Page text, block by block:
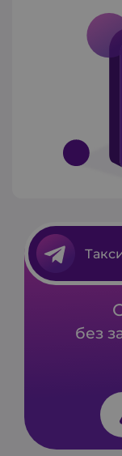
без